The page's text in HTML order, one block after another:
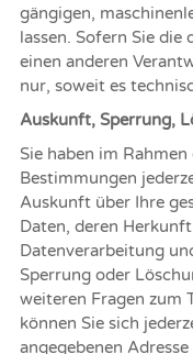
gängigen,
lassen. Sofern Sie
einen anderen
nur, soweit es
Auskunft, Sperrung,
Sie haben im
Bestimmungen
Auskunft über Ihre
Daten, deren
Datenverarbeitung
Sperrung oder
weiteren Fragen zum
können Sie sich
angegebenen